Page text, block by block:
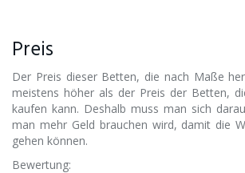
Preis
Der Preis dieser Betten, die nach Maße
meistens höher als der Preis der Betten,
kaufen kann. Deshalb muss man sich
man mehr Geld brauchen wird, damit die
gehen können.
Bewertung: